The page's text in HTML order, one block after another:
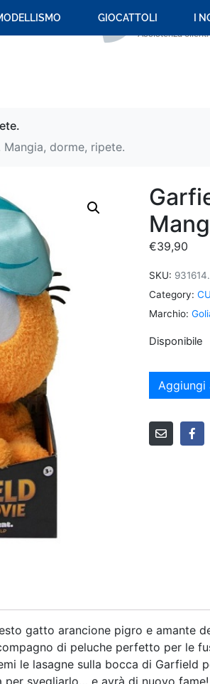
+39 059 694
Assistenza clienti
GIOCATTOLI I
dorme, ripete.
€39,90
SKU:
Category:
Marchio:
Disponibile
Aggiungi
gatto arancione pigro e amante
di peluche perfetto per le
le lasagne sulla bocca di Garfield
per svegliarlo… e avrà di nuovo fame!